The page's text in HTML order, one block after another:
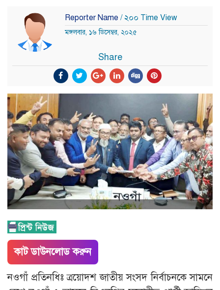
Reporter Name / ২০০ Time View
মঙ্গলবার, ১৬ ডিসেম্বর, ২০২৫
Share
কাট ডাউনলোড করুন
নওগাঁ প্রতিনধিঃ ত্রয়োদশ জাতীয় সংসদ নির্বাচনকে সামনে